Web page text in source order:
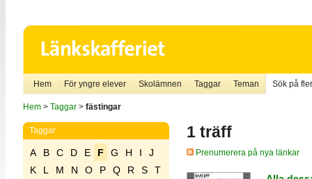
Hem För yngre elever Skolämnen Taggar Teman Sök på
Hem> Taggar> fästingar
Taggar
A B C D E F G H I
J
K
L M N O P Q R S
T
1 träff
Prenumerera på nya länkar